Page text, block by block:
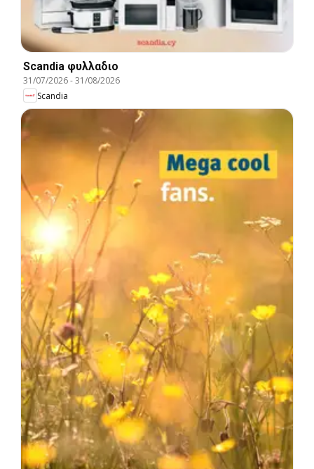
Scandia φυλλαδιο
31/07/2026-31/08/2026
Scandia